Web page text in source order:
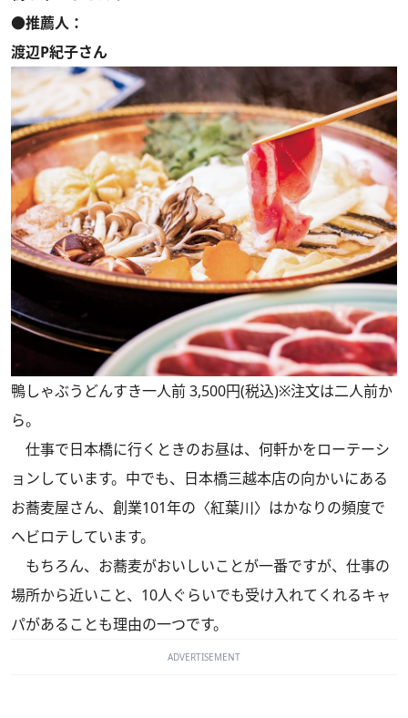
●推薦人：
渡辺P紀子さん
鴨しゃぶうどんすき一人前 3,500円(税込)※注文は二人前か
ら。
仕事で日本橋に行くときのお昼は、何軒かをローテーシ
ョンしています。中でも、日本橋三越本店の向かいにある
お蕎麦屋さん、創業101年の〈紅葉川〉はかなりの頻度で
ヘビロテしています。
もちろん、お蕎麦がおいしいことが一番ですが、仕事の
場所から近いこと、10人ぐらいでも受け入れてくれるキャ
パがあることも理由の一つです。
ADVERTISEMENT